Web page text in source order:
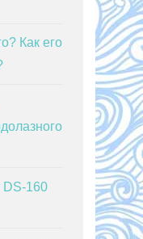
Как его
160